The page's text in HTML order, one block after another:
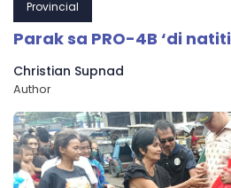
Provincial
Parak sa PRO-4B ‘di
Christian Supnad
Author